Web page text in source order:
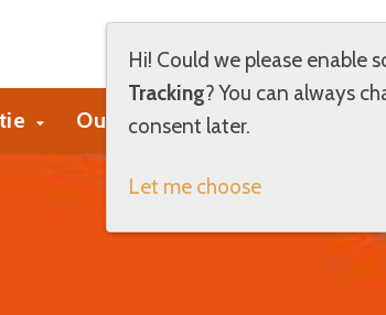
Ouders Contact
Hi! Could we please enable
Tracking? You can always
consent later.
Let me choose